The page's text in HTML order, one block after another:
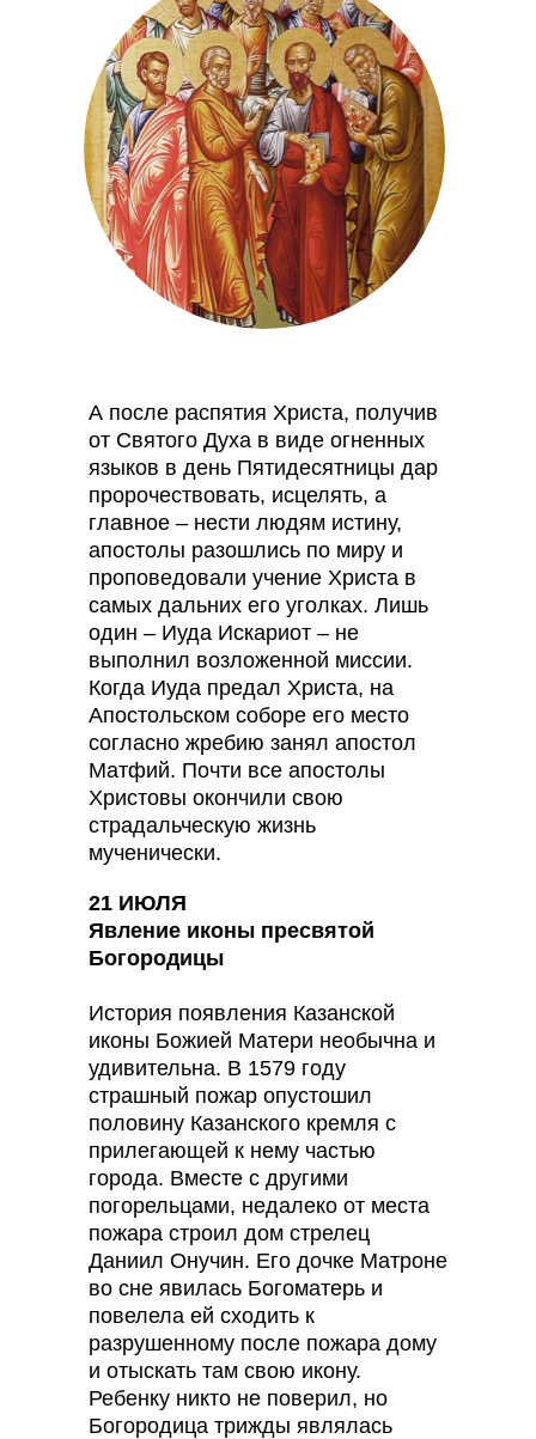
21 ИЮЛЯ
Явление иконы пресвятой
Богородицы
История появления Казанской
иконы Божией Матери необычна и
удивительна. В 1579 году
страшный пожар опустошил
половину Казанского кремля с
прилегающей к нему частью
города. Вместе с другими
погорельцами, недалеко от места
пожара строил дом стрелец
Даниил Онучин. Его дочке Матроне
во сне явилась Богоматерь и
повелела ей сходить к
разрушенному после пожара дому
и отыскать там свою икону.
Ребенку никто не поверил, но
Богородица трижды являлась
А после распятия Христа, получив
от Святого Духа в виде огненных
языков в день Пятидесятницы дар
пророчествовать, исцелять, а
главное – нести людям истину,
апостолы разошлись по миру и
проповедовали учение Христа в
самых дальних его уголках. Лишь
один – Иуда Искариот – не
выполнил возложенной миссии.
Когда Иуда предал Христа, на
Апостольском соборе его место
согласно жребию занял апостол
Матфий. Почти все апостолы
Христовы окончили свою
страдальческую жизнь
мученически.